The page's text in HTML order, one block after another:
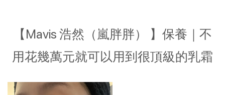
【Mavis 浩然（嵐胖胖） 】保養｜不
用花幾萬元就可以用到很頂級的乳霜